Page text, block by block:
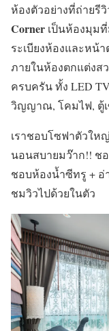
ห้องตัวอย่างที่ถ่ายรี
Corner เป็นห้องมุม
ระเบียงห้องและหน้
ภายในห้องตกแต่งส
ครบครัน ทั้ง LED
วิญญาณ, โคมไฟ, ตู้
เราชอบโซฟาตัวให
นอนสบายมว๊าก!! ช
ชอบห้องน้ำซีทรู + อ่
ชมวิวไปด้วยในตัว